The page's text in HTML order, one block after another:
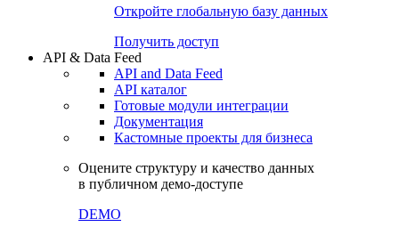
Откройте глобальную базу данных
Получить доступ
API & Data Feed
API and Data Feed
API каталог
Готовые модули интеграции
Документация
Кастомные проекты для бизнеса
Оцените структуру и качество данных
в публичном демо-доступе
DEMO